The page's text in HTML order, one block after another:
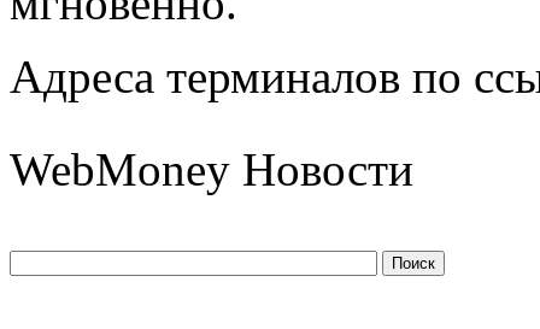
Адреса терминалов по
WebMoney Новости